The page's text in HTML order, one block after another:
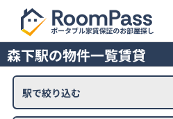
森下駅の物件一覧賃貸
駅で絞り込む